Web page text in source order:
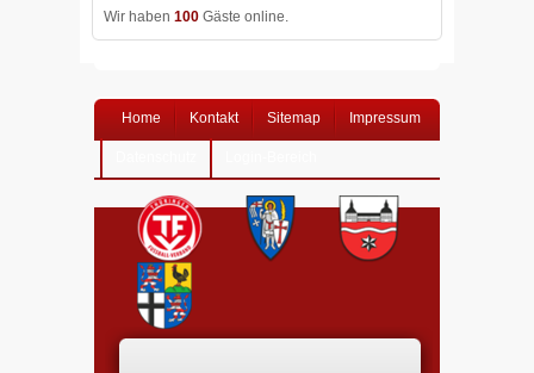
Wir haben 100 Gäste online.
Home Kontakt Sitemap Impressum